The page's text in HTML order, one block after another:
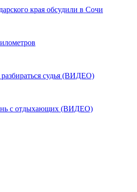
края обсудили в Сочи
судья (ВИДЕО)
с отдыхающих (ВИДЕО)